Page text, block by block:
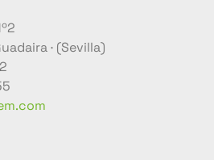
· (Sevilla)